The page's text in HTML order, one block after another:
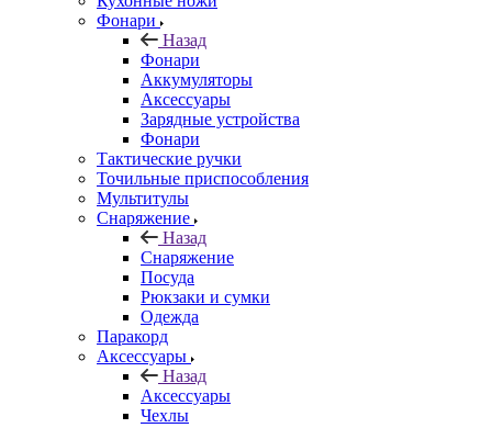
Фонари
Назад
Фонари
Аккумуляторы
Аксессуары
Зарядные устройства
Фонари
Тактические ручки
Точильные приспособления
Мультитулы
Снаряжение
Назад
Снаряжение
Посуда
Рюкзаки и сумки
Одежда
Паракорд
Аксессуары
Назад
Аксессуары
Чехлы